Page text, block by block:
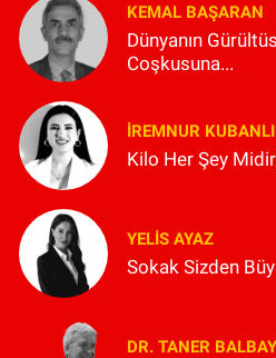
KEMAL BAŞARAN
Dünyanın
Coşkusuna...
İREMNUR KUBANLI
Kilo Her Şey
YELIS AYAZ
Sokak Sizden
DR. TANER BALBAY